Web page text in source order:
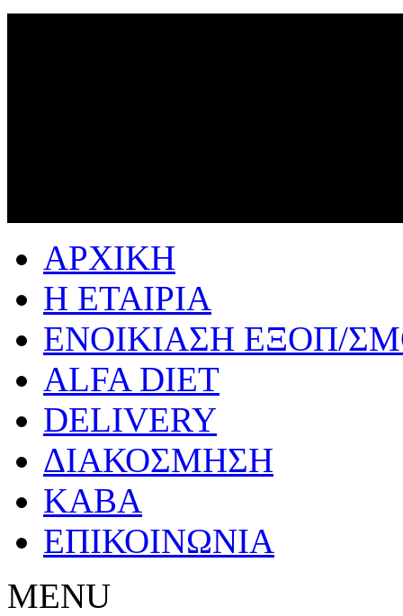
ΑΡΧΙΚΗ
Η ΕΤΑΙΡΙΑ
ΕΝΟΙΚΙΑΣΗ ΕΞΟΠ/
ALFA DIET
DELIVERY
ΔΙΑΚΟΣΜΗΣΗ
ΚΑΒΑ
ΕΠΙΚΟΙΝΩΝΙΑ
MENU